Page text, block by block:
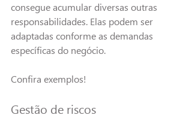
consegue acumular diversas outras
responsabilidades. Elas podem ser
adaptadas conforme as demandas
específicas do negócio.
Confira exemplos!
Gestão de riscos